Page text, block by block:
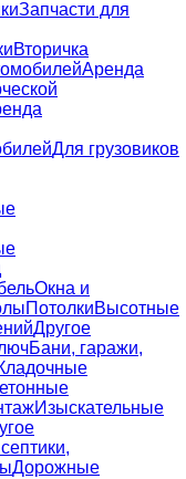
Запчасти для
Вторичка
Аренда
Для грузовиков
Окна и
ПотолкиВысотные
Другое
Бани, гаражи,
Изыскательные
Дорожные